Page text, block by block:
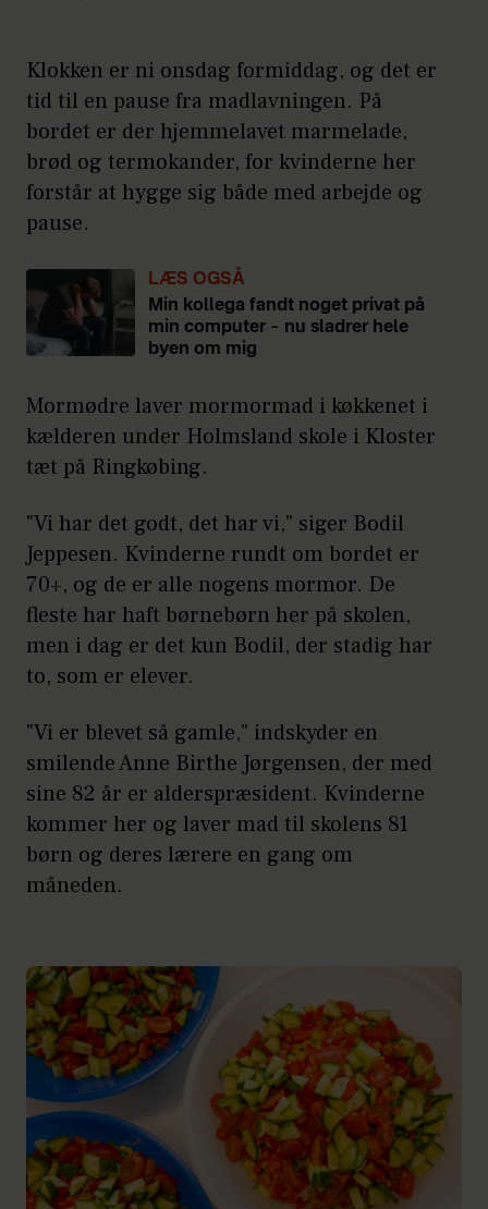
Klokken er ni onsdag formiddag, og det er
tid til en pause fra madlavningen. På
bordet er der hjemmelavet marmelade,
brød og termokander, for kvinderne her
forstår at hygge sig både med arbejde og
pause.
LÆS OGSÅ
Min kollega fandt noget privat på
min computer – nu sladrer hele
byen om mig
Mormødre laver mormormad i køkkenet i
kælderen under Holmsland skole i Kloster
tæt på Ringkøbing.
"Vi har det godt, det har vi," siger Bodil
Jeppesen. Kvinderne rundt om bordet er
70+, og de er alle nogens mormor. De
fleste har haft børnebørn her på skolen,
men i dag er det kun Bodil, der stadig har
to, som er elever.
"Vi er blevet så gamle," indskyder en
smilende Anne Birthe Jørgensen, der med
sine 82 år er alderspræsident. Kvinderne
kommer her og laver mad til skolens 81
børn og deres lærere en gang om
måneden.